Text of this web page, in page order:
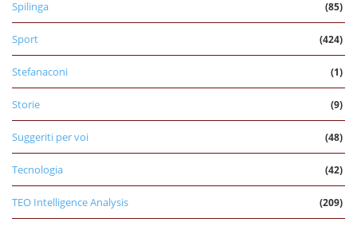
Spilinga (85)
Sport (424)
Stefanaconi (1)
Storie (9)
Suggeriti per voi (48)
Tecnologia (42)
TEO Intelligence Analysis (209)